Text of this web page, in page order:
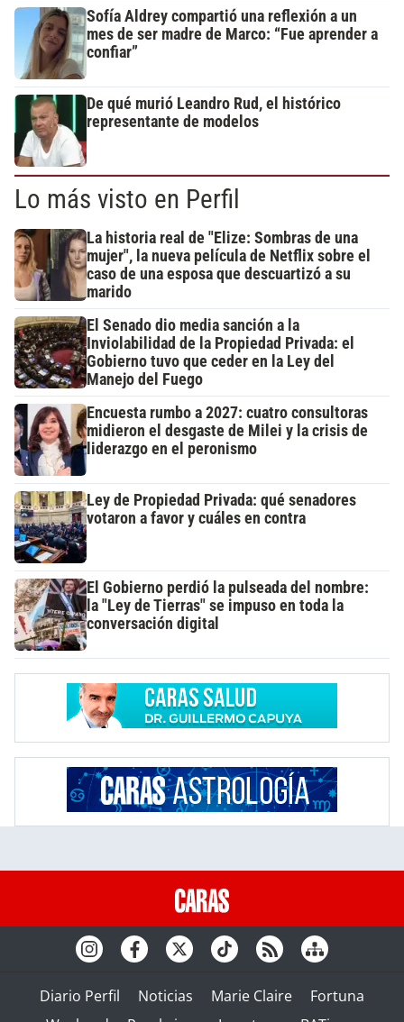
Sofía Aldrey compartió una reflexión a un
mes de ser madre de Marco: “Fue aprender a
confiar”
De qué murió Leandro Rud, el histórico
representante de modelos
Lo más visto en Perfil
La historia real de "Elize: Sombras de una
mujer", la nueva película de Netflix sobre el
caso de una esposa que descuartizó a su
marido
El Senado dio media sanción a la
Inviolabilidad de la Propiedad Privada: el
Gobierno tuvo que ceder en la Ley del
Manejo del Fuego
Encuesta rumbo a 2027: cuatro consultoras
midieron el desgaste de Milei y la crisis de
liderazgo en el peronismo
Ley de Propiedad Privada: qué senadores
votaron a favor y cuáles en contra
El Gobierno perdió la pulseada del nombre:
la "Ley de Tierras" se impuso en toda la
conversación digital
Diario Perfil Noticias Marie Claire
Fortuna